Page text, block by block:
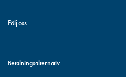
Följ oss
Betalningsalternativ